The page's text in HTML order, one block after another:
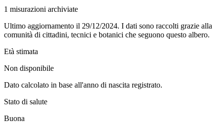
1 misurazioni archiviate
Ultimo aggiornamento il 29/12/2024. I dati sono raccolti grazie alla
comunità di cittadini, tecnici e botanici che seguono questo albero.
Età stimata
Non disponibile
Dato calcolato in base all'anno di nascita registrato.
Stato di salute
Buona